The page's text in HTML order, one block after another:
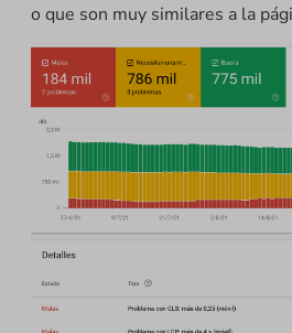
o que son muy similares a la